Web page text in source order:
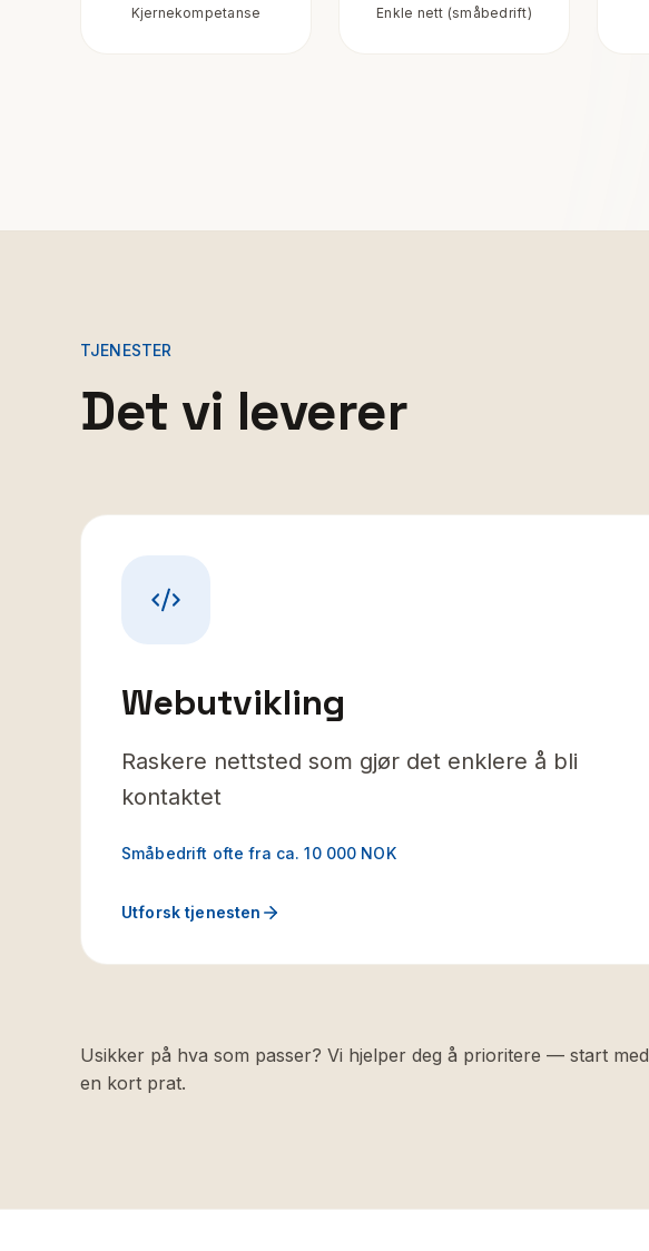
Kjernekompetanse Enkle nett (småbedrift)
TJENESTER
Det vi leverer
Webutvikling
Raskere nettsted som gjør det enklere å bli
kontaktet
Småbedrift ofte fra ca. 10 000 NOK
Utforsk tjenesten
Usikker på hva som passer? Vi hjelper deg å prioritere — start med
en kort prat.